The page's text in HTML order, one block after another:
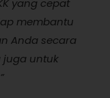
yang cepat
membantu
Anda secara
juga untuk